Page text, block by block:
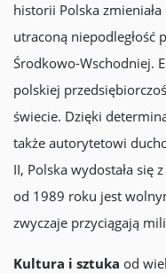
historii Polska
utraconą niepodległość
Środkowo-Wschodniej.
polskiej
świecie. Dzięki
także autorytetowi
II, Polska wydostała się
od 1989 roku jest
zwyczaje przyciągają
Kultura i sztuka od